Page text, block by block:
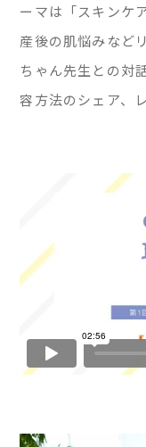
ーマは「スキンケア
産後の肌悩みなど
ちゃん先生との対
容方法のシェア、